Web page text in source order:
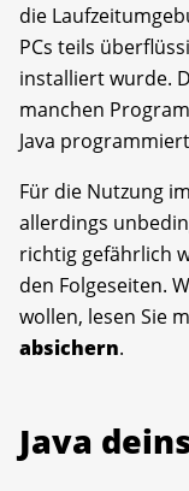
die
PCs teils
installiert wurde.
manchen
Java
Für die Nutzung
allerdings
richtig gefährlich
den Folgeseiten.
wollen, lesen Sie
absichern.
Java